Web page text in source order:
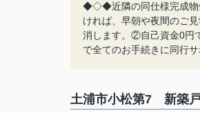
◆◇◆近隣の同仕様完成物
ければ、早朝や夜間のご
消します。②自己資金0円
で全てのお手続きに同行
土浦市小松第7 新築